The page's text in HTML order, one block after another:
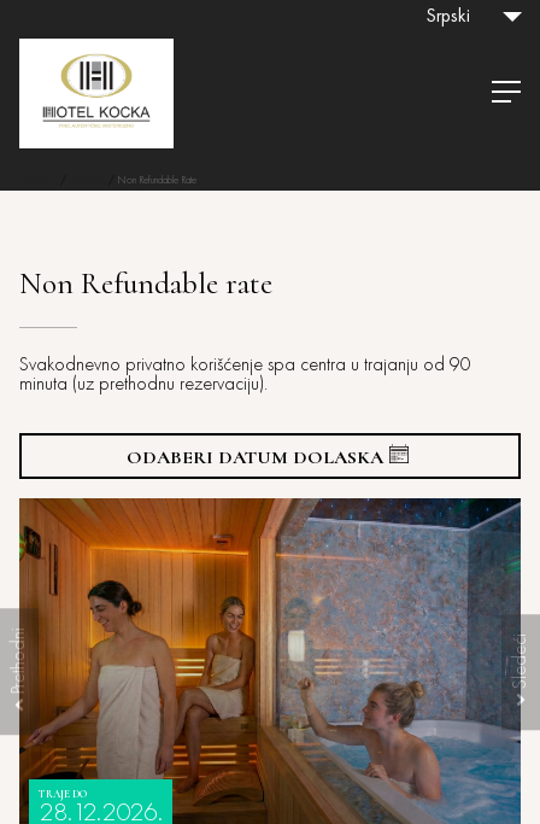
Srpski
Non Refundable rate
Svakodnevno privatno korišćenje spa centra u trajanju od 90
minuta (uz prethodnu rezervaciju).
ODABERI DATUM DOLASKA
TRAJE DO
28.12.2026.
Non Refundable Rate